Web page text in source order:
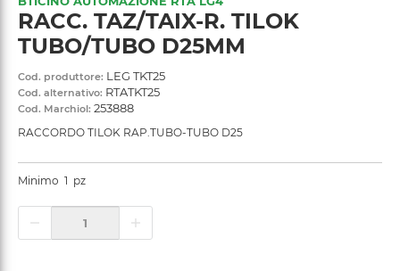
RACC. TAZ/TAIX-R. TILOK
TUBO/TUBO D25MM
Cod. produttore: LEG TKT25
Cod. alternativo: RTATKT25
Cod. Marchiol: 253888
RACCORDO TILOK RAP.TUBO-TUBO D25
Minimo 1 pz